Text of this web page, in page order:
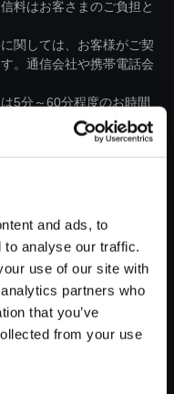
and ads, to
to analyse our traffic.
use of our site with
partners who
that you’ve
from your use
料はお客さまのご負担と
関しては、お客様がご契
。通信会社や携帯電話会
5分～60分程度のお時間
ードの際には、通信環境
い。
クマン ゼロ2 オリ
ドトラック エック